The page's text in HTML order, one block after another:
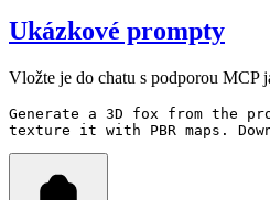
Ukázkové prompty
Vložte je do chatu s podporou MCP
Generate a 3D fox from the